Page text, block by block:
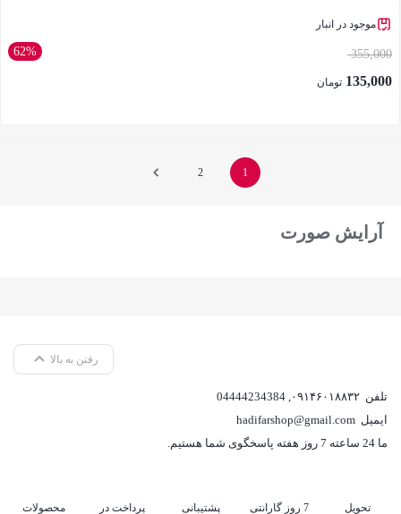
موجود در انبار
62% 355,000
135,000 تومان
1
2
آرایش صورت
رفتن به بالا
تلفن ۰۹۱۴۶۰۱۸۸۳۲,
04444234384
ایمیل hadifarshop@gmail.com
ما 24 ساعته 7 روز هفته پاسخگوی شما هستیم.
تحویل
7 روز گارانتی
پشتیبانی
پرداخت در
محصولات